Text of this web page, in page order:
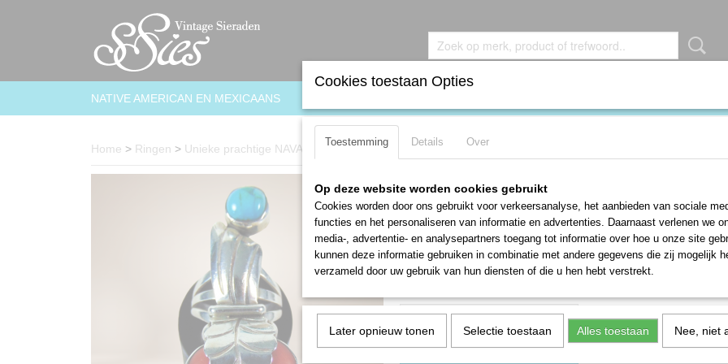
NATIVE AMERICAN EN MEXICAANS
Home > Ringen > Unieke prachtige NAVAJO zilveren ring met turquoise en koraal Maat 16
Unieke prachtige NAVAJO zilveren
turquoise en koraal Maat 16
€ 75,00
✓Op voorraad - Levertijd 1-3 werkdagen
Cookies toestaan Opties
Toestemming Details Over
Op deze website worden cookies gebruikt
Cookies worden door ons gebruikt voor verkeersanalyse, het aanbieden van sociale
functies en het personaliseren van informatie en advertenties. Daarnaast verlenen we
media-, advertentie- en analysepartners toegang tot informatie over hoe u onze site
kunnen deze informatie gebruiken in combinatie met andere gegevens die zij mogelijk
verzameld door uw gebruik van hun diensten of die u hen hebt verstrekt.
Later opnieuw tonen Selectie toestaan Alles toestaan Nee, niet